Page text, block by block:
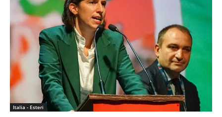
Italia - Esteri